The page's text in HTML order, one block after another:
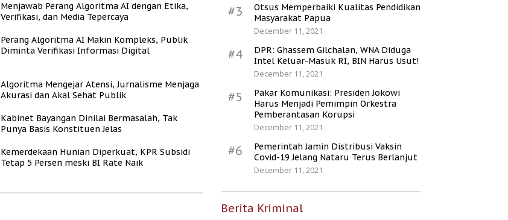
Menjawab Perang Algoritma AI dengan Etika,
Verifikasi, dan Media Tepercaya
Perang Algoritma AI Makin Kompleks, Publik
Diminta Verifikasi Informasi Digital
Algoritma Mengejar Atensi, Jurnalisme Menjaga
Akurasi dan Akal Sehat Publik
Kabinet Bayangan Dinilai Bermasalah, Tak
Punya Basis Konstituen Jelas
Kemerdekaan Hunian Diperkuat, KPR Subsidi
Tetap 5 Persen meski BI Rate Naik
#3
Otsus Memperbaiki Kualitas Pendidikan
Masyarakat Papua
December 11, 2021
#4
DPR: Ghassem Gilchalan, WNA Diduga
Intel Keluar-Masuk RI, BIN Harus Usut!
December 11, 2021
#5
Pakar Komunikasi: Presiden Jokowi
Harus Menjadi Pemimpin Orkestra
Pemberantasan Korupsi
December 11, 2021
#6
Pemerintah Jamin Distribusi Vaksin
Covid-19 Jelang Nataru Terus Berlanjut
December 11, 2021
Berita Kriminal